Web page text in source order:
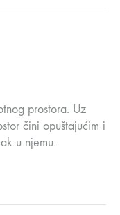
prostora. Uz
čini opuštajućim i
u njemu.